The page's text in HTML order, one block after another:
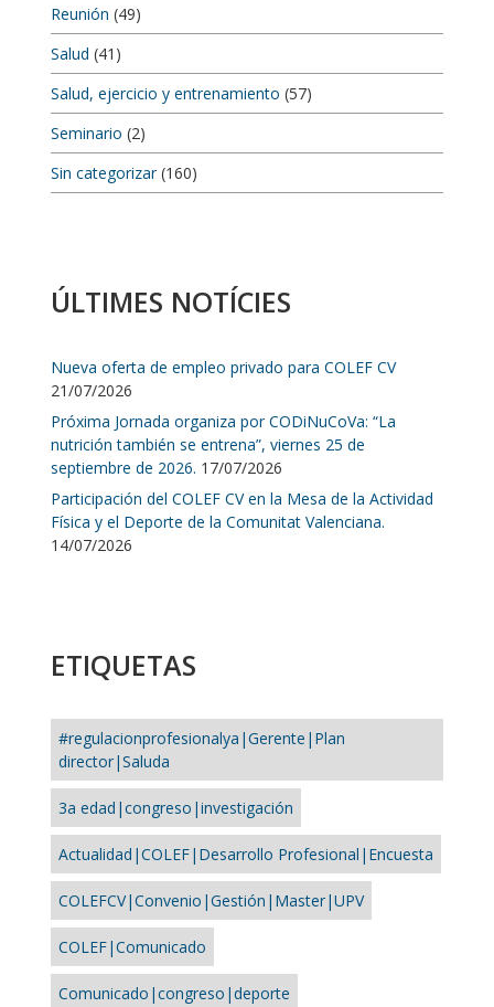
Reunión (49)
Salud (41)
Salud, ejercicio y entrenamiento (57)
Seminario (2)
Sin categorizar(160)
ÚLTIMES NOTÍCIES
Nueva oferta de empleo privado para COLEF CV
21/07/2026
Próxima Jornada organiza por CODiNuCoVa: “La
nutrición también se entrena”, viernes 25 de
septiembre de 2026. 17/07/2026
Participación del COLEF CV en la Mesa de la Actividad
Física y el Deporte de la Comunitat Valenciana.
14/07/2026
ETIQUETAS
#regulacionprofesionalya|Gerente|Plan
director|Saluda
3a edad|congreso|investigación
Actualidad|COLEF|Desarrollo Profesional|Encuesta
COLEFCV|Convenio|Gestión|Master|UPV
COLEF|Comunicado
Comunicado|congreso|deporte